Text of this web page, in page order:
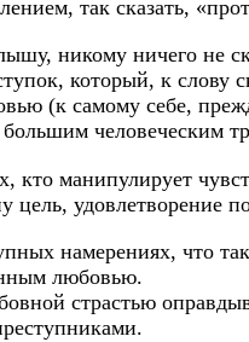
так сказать,
никому ничего не
который, к слову
(к самому себе,
человеческим
кто манипулирует
удовлетворение
намерениях, что
любовью.
страстью